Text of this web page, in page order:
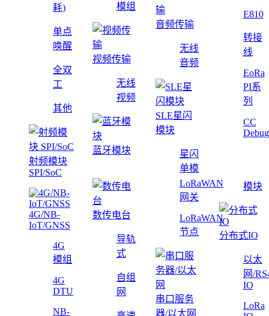
耗)
单点
唤醒
全双
工
其他
射频模块
SPI/SoC
模组
视频传输
无线
视频
蓝牙模块
音频传输
无线
音频
SLE星闪
模块
星闪
单模
E810
转接
线
EoRa
PI系
列
CC
4G/NB-
IoT/GNSS
4G
模组
4G
DTU
NB-
数传电台
导轨
式
自组
网
LoRaWAN
网关
LoRaWAN
节点
串口服务
器/以太网
模块
分布式IO
以太
网/
IO
LoRa